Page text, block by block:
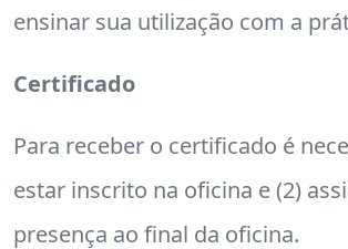
ensinar sua utilização com a
Certificado
Para receber o certificado é
estar inscrito na oficina e (2)
presença ao final da oficina.